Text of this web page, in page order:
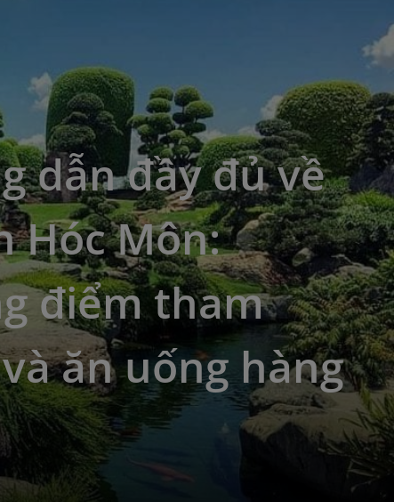
dẫn đầy đủ về
Hóc Môn:
điểm tham
ăn uống hàng